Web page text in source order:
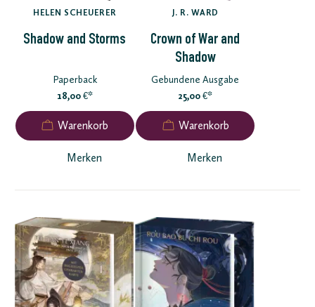
HELEN SCHEUERER
Shadow and Storms
Paperback
18,00 €*
Merken
J. R. WARD
Crown of War and
Shadow
Gebundene Ausgabe
25,00€*
Merken